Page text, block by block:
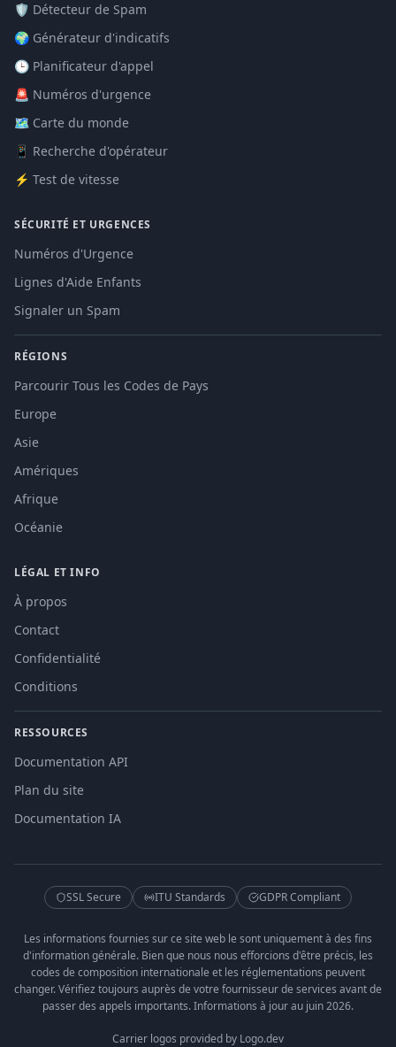
🛡️ Détecteur de Spam
🌍 Générateur d'indicatifs
🕒 Planificateur d'appel
🚨 Numéros d'urgence
🗺️ Carte du monde
📱 Recherche d'opérateur
⚡ Test de vitesse
SÉCURITÉ ET URGENCES
Numéros d'Urgence
Lignes d'Aide Enfants
Signaler un Spam
RÉGIONS
Parcourir Tous les Codes de Pays
Europe
Asie
Amériques
Afrique
Océanie
LÉGAL ET INFO
À propos
Contact
Confidentialité
Conditions
RESSOURCES
Documentation API
Plan du site
Documentation IA
SSL Secure ITU Standards GDPR Compliant
Les informations fournies sur ce site web le sont uniquement à des fins
d'information générale. Bien que nous nous efforcions d'être précis, les
codes de composition internationale et les réglementations peuvent
changer. Vérifiez toujours auprès de votre fournisseur de services avant de
passer des appels importants. Informations à jour au juin 2026.
Carrier logos provided by Logo.dev